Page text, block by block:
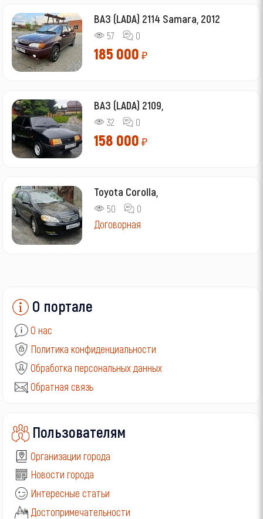
ВАЗ (LADA) 2114 Samara, 2012
57 0
185 000 ₽
ВАЗ (LADA) 2109,
32 0
158 000 ₽
Toyota Corolla,
50 0
Договорная
О портале
О нас
Политика конфиденциальности
Обработка персональных данных
Обратная связь
Пользователям
Организации города
Новости города
Интересные статьи
Достопримечательности